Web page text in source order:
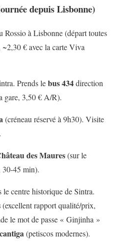
depuis Lisbonne)
à Lisbonne (départ toutes
€ avec la carte Viva
Prends lebus 434direction
gare, 3,50 € A/R).
(créneau réservé à 9h30). Visite
des Maures(sur le
30-45 min).
centre historique de Sintra.
(excellent rapport qualité/prix,
le mot de passe « Ginjinha »
(petiscos modernes).